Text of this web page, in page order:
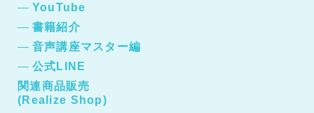
YouTube
書籍紹介
音声講座マスター編
公式LINE
関連商品販売
(Realize Shop)